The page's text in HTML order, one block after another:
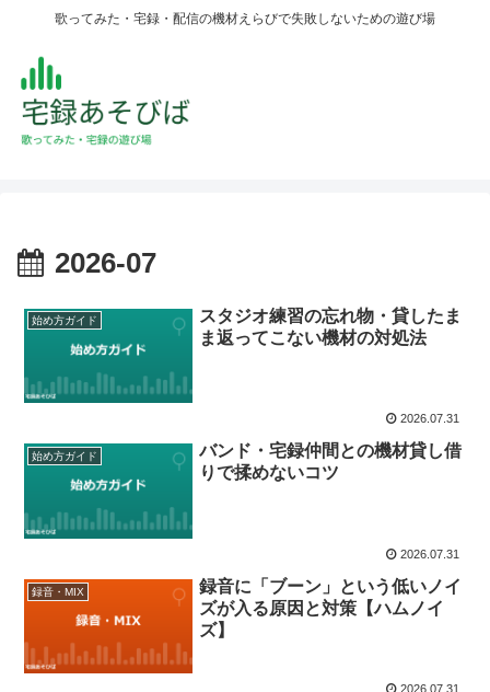
歌ってみた・宅録・配信の機材えらびで失敗しないための遊び場
2026-07
始め方ガイド
スタジオ練習の忘れ物・貸したま
ま返ってこない機材の対処法
2026.07.31
始め方ガイド
バンド・宅録仲間との機材貸し借
りで揉めないコツ
2026.07.31
録音・MIX
録音に「ブーン」という低いノイ
ズが入る原因と対策【ハムノイ
ズ】
2026.07.31